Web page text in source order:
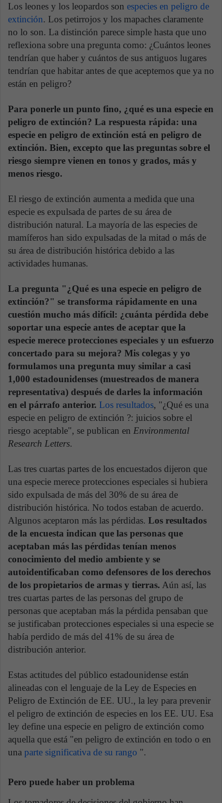
Los leones y los leopardos son especies en peligro de
extinción. Los petirrojos y los mapaches claramente
no lo son. La distinción parece simple hasta que uno
reflexiona sobre una pregunta como: ¿Cuántos leones
tendrían que haber y cuántos de sus antiguos lugares
tendrían que habitar antes de que aceptemos que ya no
están en peligro?
Para ponerle un punto fino, ¿qué es una especie en
peligro de extinción? La respuesta rápida: una
especie en peligro de extinción está en peligro de
extinción. Bien, excepto que las preguntas sobre el
riesgo siempre vienen en tonos y grados, más y
menos riesgo.
El riesgo de extinción aumenta a medida que una
especie es expulsada de partes de su área de
distribución natural. La mayoría de las especies de
mamíferos han sido expulsadas de la mitad o más de
su área de distribución histórica debido a las
actividades humanas.
La pregunta "¿Qué es una especie en peligro de
extinción?" se transforma rápidamente en una
cuestión mucho más difícil: ¿cuánta pérdida debe
soportar una especie antes de aceptar que la
especie merece protecciones especiales y un esfuerzo
concertado para su mejora? Mis colegas y yo
formulamos una pregunta muy similar a casi
1,000 estadounidenses (muestreados de manera
representativa) después de darles la información
en el párrafo anterior. Los resultados, "¿Qué es una
especie en peligro de extinción ?: juicios sobre el
riesgo aceptable", se publican en Environmental
Research Letters.
Las tres cuartas partes de los encuestados dijeron que
una especie merece protecciones especiales si hubiera
sido expulsada de más del 30% de su área de
distribución histórica. No todos estaban de acuerdo.
Algunos aceptaron más las pérdidas. Los resultados
de la encuesta indican que las personas que
aceptaban más las pérdidas tenían menos
conocimiento del medio ambiente y se
autoidentificaban como defensores de los derechos
de los propietarios de armas y tierras. Aún así, las
tres cuartas partes de las personas del grupo de
personas que aceptaban más la pérdida pensaban que
se justificaban protecciones especiales si una especie se
había perdido de más del 41% de su área de
distribución anterior.
Estas actitudes del público estadounidense están
alineadas con el lenguaje de la Ley de Especies en
Peligro de Extinción de EE. UU., la ley para prevenir
el peligro de extinción de especies en los EE. UU. Esa
ley define una especie en peligro de extinción como
aquella que está "en peligro de extinción en todo o en
una parte significativa de su rango ".
Pero puede haber un problema